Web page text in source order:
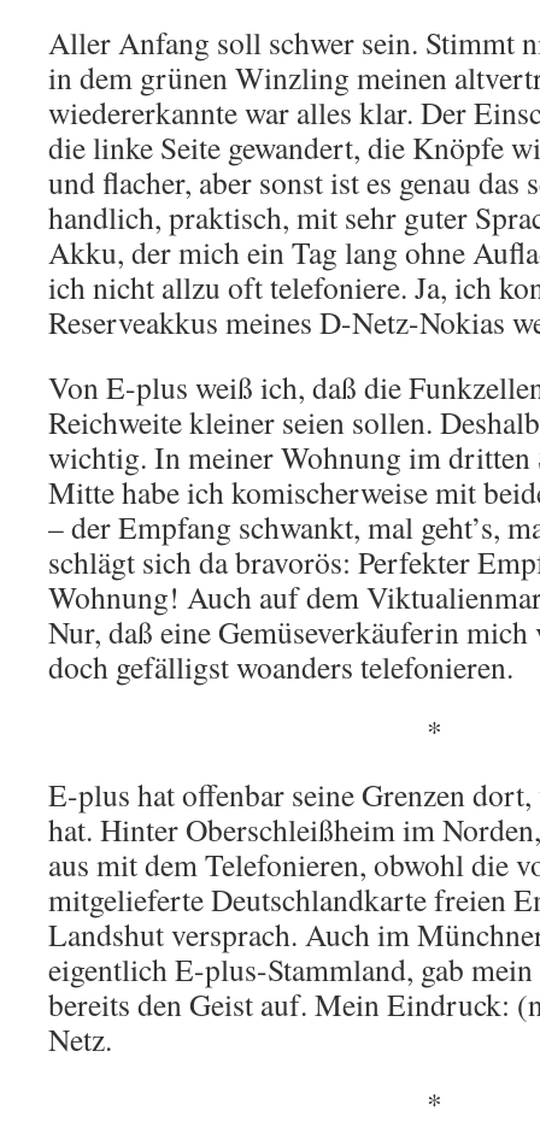
Aller Anfang soll schwer sein. Stimmt
in dem grünen Winzling meinen
wiedererkannte war alles klar. Der
die linke Seite gewandert, die Knöpfe
und flacher, aber sonst ist es genau das
handlich, praktisch, mit sehr guter
Akku, der mich ein Tag lang ohne
ich nicht allzu oft telefoniere. Ja, ich
Reserveakkus meines D-Netz-Nokias
Von E-plus weiß ich, daß die
Reichweite kleiner seien sollen.
wichtig. In meiner Wohnung im dritten
Mitte habe ich komischerweise mit
– der Empfang schwankt, mal geht’s,
schlägt sich da bravorös: Perfekter
Wohnung! Auch auf dem
Nur, daß eine Gemüseverkäuferin
doch gefälligst woanders telefonieren.
*
E-plus hat offenbar seine Grenzen
hat. Hinter Oberschleißheim im
aus mit dem Telefonieren, obwohl die
mitgelieferte Deutschlandkarte freien
Landshut versprach. Auch im
eigentlich E-plus-Stammland, gab
bereits den Geist auf. Mein Eindruck:
Netz.
*